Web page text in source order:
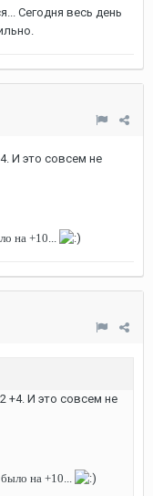
Сегодня весь день
И это совсем не
на +10...
+4. И это совсем не
на +10...